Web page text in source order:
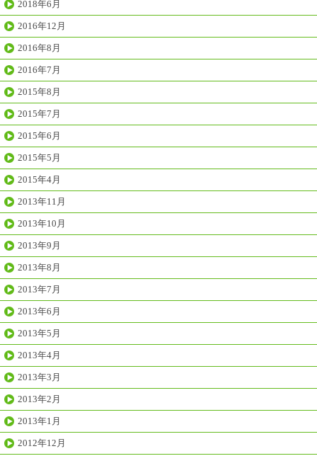
2018年6月
2016年12月
2016年8月
2016年7月
2015年8月
2015年7月
2015年6月
2015年5月
2015年4月
2013年11月
2013年10月
2013年9月
2013年8月
2013年7月
2013年6月
2013年5月
2013年4月
2013年3月
2013年2月
2013年1月
2012年12月